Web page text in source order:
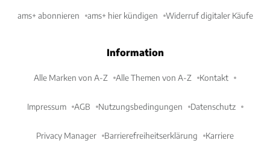
ams+ abonnieren ams+ hier kündigen Widerruf digitaler Käufe
Information
Alle Marken von A-Z Alle Themen von A-Z Kontakt
Impressum AGB Nutzungsbedingungen Datenschutz
Privacy Manager Barrierefreiheitserklärung Karriere